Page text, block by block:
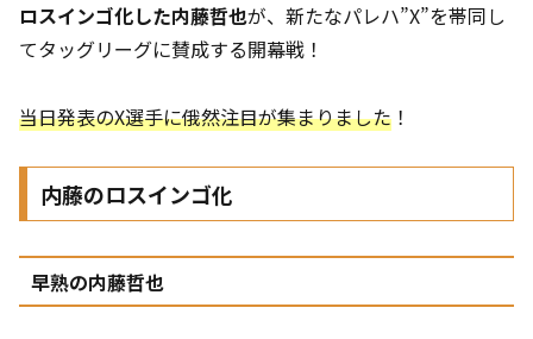
ロスインゴ化した内藤哲也が、新たなパレハ”X”を帯同し
てタッグリーグに賛成する開幕戦！
当日発表のX選手に俄然注目が集まりました ！
内藤のロスインゴ化
早熟の内藤哲也